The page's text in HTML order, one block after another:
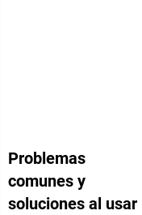
Problemas
comunes y
soluciones al usar